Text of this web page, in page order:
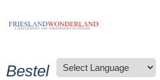
Bestel